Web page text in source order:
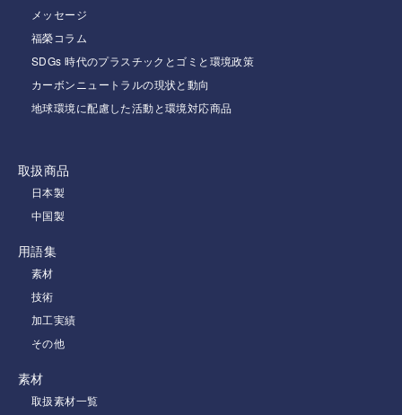
メッセージ
福榮コラム
SDGs 時代のプラスチックとゴミと環境政策
カーボンニュートラルの現状と動向
地球環境に配慮した活動と環境対応商品
取扱商品
日本製
中国製
用語集
素材
技術
加工実績
その他
素材
取扱素材一覧